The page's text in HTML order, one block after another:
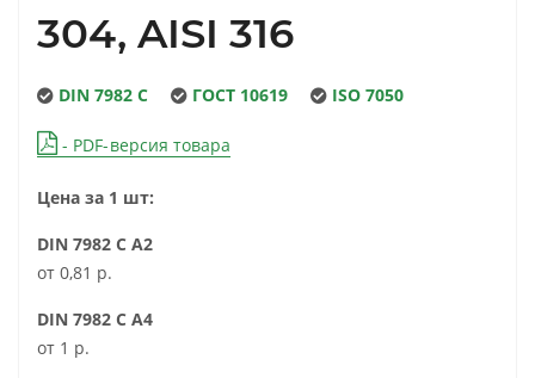
304, AISI 316
DIN 7982 C ГОСТ 10619 ISO 7050
- PDF-версия товара
Цена за 1 шт:
DIN 7982 C A2
от 0,81 р.
DIN 7982 C A4
от 1 р.